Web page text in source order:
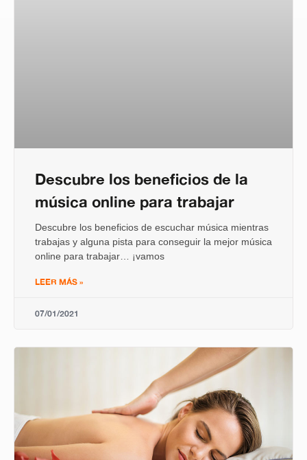
Descubre los beneficios de la
música online para trabajar
Descubre los beneficios de escuchar música mientras
trabajas y alguna pista para conseguir la mejor música
online para trabajar… ¡vamos
LEER MÁS »
07/01/2021